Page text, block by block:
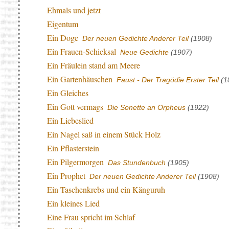
Ehmals und jetzt
Eigentum
Ein Doge Der neuen Gedichte Anderer Teil(1908)
Ein Frauen-Schicksal Neue Gedichte (1907)
Ein Fräulein stand am Meere
Ein Gartenhäuschen Faust - Der Tragödie Erster Teil
Ein Gleiches
Ein Gott vermags Die Sonette an Orpheus (1922)
Ein Liebeslied
Ein Nagel saß in einem Stück Holz
Ein Pflasterstein
Ein Pilgermorgen Das Stundenbuch (1905)
Ein Prophet Der neuen Gedichte Anderer Teil(1908)
Ein Taschenkrebs und ein Känguruh
Ein kleines Lied
Eine Frau spricht im Schlaf